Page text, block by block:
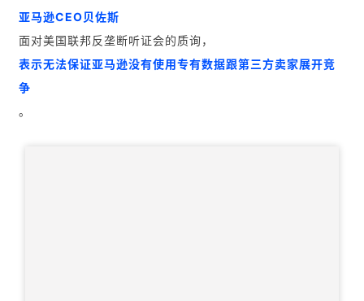
亚马逊CEO贝佐斯
面对美国联邦反垄断听证会的质询，
表示无法保证亚马逊没有使用专有数据跟第三方卖家展开竞
争
。